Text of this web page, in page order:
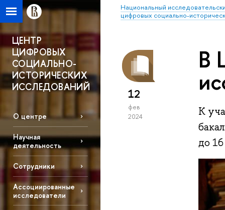
Национальный
цифровых социально-
ЦЕНТР
ЦИФРОВЫХ
СОЦИАЛЬНО-
ИСТОРИЧЕСКИХ
ИССЛЕДОВАНИЙ
О центре
Научная
деятельность
Сотрудники
Ассоциированные
исследователи
12
фев
2024
В
К
до